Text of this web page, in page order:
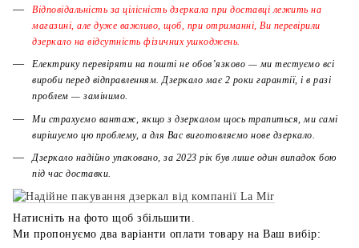
Відповідальність за цілісність дзеркала при доставці лежить на
магазині, але дуже важливо, щоб, при отриманні, Ви перевірили
дзеркало на відсутність фізичних ушкоджень.
Електрику перевіряти на пошті не обов’язково — ми тестуємо всі
вироби перед відправленням. Дзеркало має 2 роки гарантії, і в разі
проблем — замінимо.
Ми страхуємо вантаж, якщо з дзеркалом щось трапиться, ми самі
вирішуємо цю проблему, а для Вас виготовляємо нове дзеркало.
Дзеркало надійно упаковано, за 2023 рік був лише один випадок бою
під час доставки.
Натисніть на фото щоб збільшити.
Ми пропонуємо два варіанти оплати товару на Ваш вибір: